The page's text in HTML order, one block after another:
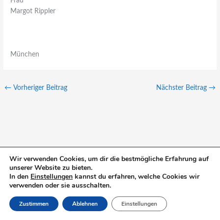
Margot Rippler
München
← Vorheriger Beitrag Nächster Beitrag →
S
u
h
Wir verwenden Cookies, um dir die bestmögliche Erfahrung auf
unserer Website zu bieten.
In den Einstellungen kannst du erfahren, welche Cookies wir
verwenden oder sie ausschalten.
Zustimmen Ablehnen Einstellungen